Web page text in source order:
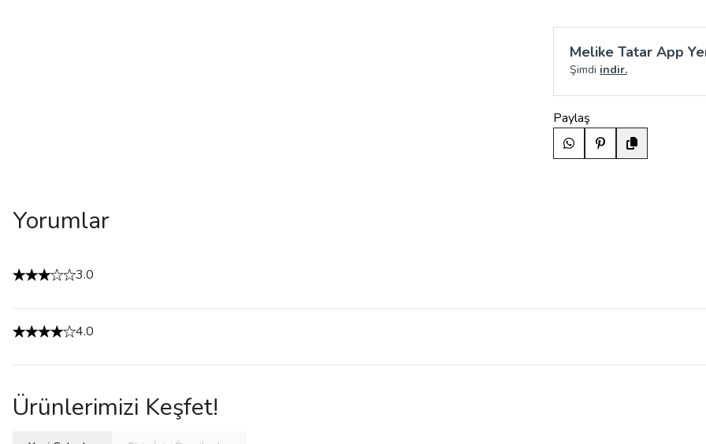
Melike Tatar App
Şimdi indir.
Paylaş
Yorumlar
3.0
4.0
Ürünlerimizi Keşfet!